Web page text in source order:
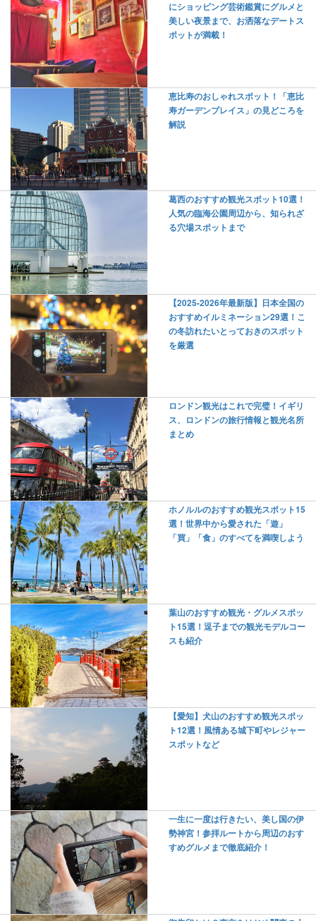
にショッピング芸術鑑賞にグルメと
美しい夜景まで、お洒落なデートス
ポットが満載！
恵比寿のおしゃれスポット！「恵比
寿ガーデンプレイス」の見どころを
解説
葛西のおすすめ観光スポット10選！
人気の臨海公園周辺から、知られざ
る穴場スポットまで
【2025-2026年最新版】日本全国の
おすすめイルミネーション29選！こ
の冬訪れたいとっておきのスポット
を厳選
ロンドン観光はこれで完璧！イギリ
ス、ロンドンの旅行情報と観光名所
まとめ
ホノルルのおすすめ観光スポット15
選！世界中から愛された「遊」
「買」「食」のすべてを満喫しよう
葉山のおすすめ観光・グルメスポッ
ト15選！逗子までの観光モデルコー
スも紹介
【愛知】犬山のおすすめ観光スポッ
ト12選！風情ある城下町やレジャー
スポットなど
一生に一度は行きたい、美し国の伊
勢神宮！参拝ルートから周辺のおす
すめグルメまで徹底紹介！